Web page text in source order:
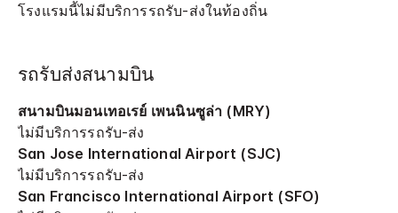
โรงแรมนี้ไม่มีบริการรถรับ-ส่งในท้องถิ่น
รถรับส่งสนามบิน
สนามบินมอนเทอเรย์ เพนนินซูล่า (MRY)
ไม่มีบริการรถรับ-ส่ง
San Jose International Airport (SJC)
ไม่มีบริการรถรับ-ส่ง
San Francisco International Airport (SFO)